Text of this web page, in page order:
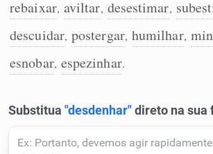
Corrigir Texto
Detector de IA
Humanizador de IA
rebaixar, aviltar, desestimar,
descuidar, postergar, humilhar,
esnobar, espezinhar.